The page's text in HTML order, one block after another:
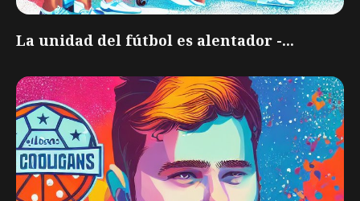
La unidad del fútbol es alentador -...